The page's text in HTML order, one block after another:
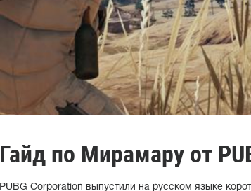
Гайд по Мирамару от
PUBG Corporation выпустили на русском языке